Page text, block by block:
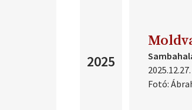
2025
2025.12.27.
Fotó: